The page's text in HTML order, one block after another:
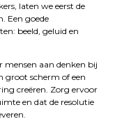
laten we eerst de
Een goede
beeld, geluid en
mensen aan denken bij
groot scherm of een
creëren. Zorg ervoor
en dat de resolutie